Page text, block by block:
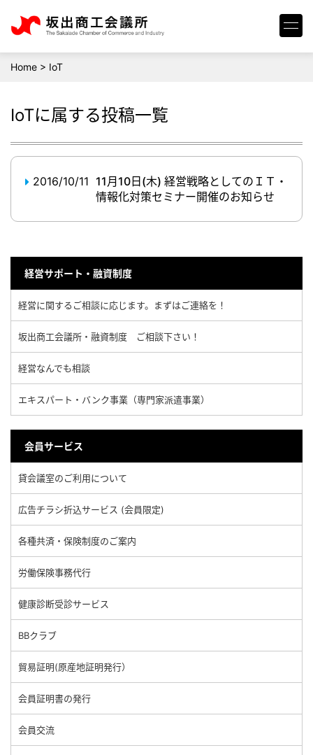
Home > IoT
IoTに属する投稿一覧
2016/10/11 11月10日(木) 経営戦略としてのＩＴ・
情報化対策セミナー開催のお知らせ
経営サポート・融資制度
経営に関するご相談に応じます。まずはご連絡を！
坂出商工会議所・融資制度 ご相談下さい！
経営なんでも相談
エキスパート・バンク事業（専門家派遣事業）
会員サービス
貸会議室のご利用について
広告チラシ折込サービス (会員限定)
各種共済・保険制度のご案内
労働保険事務代行
健康診断受診サービス
BBクラブ
貿易証明(原産地証明発行）
会員証明書の発行
会員交流